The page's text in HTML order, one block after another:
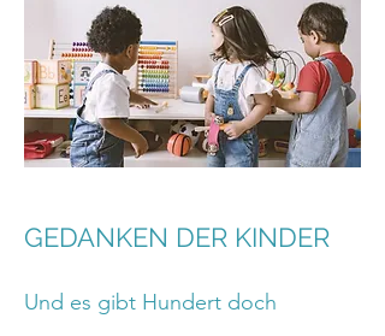
GEDANKEN DER KINDER
Und es gibt Hundert doch